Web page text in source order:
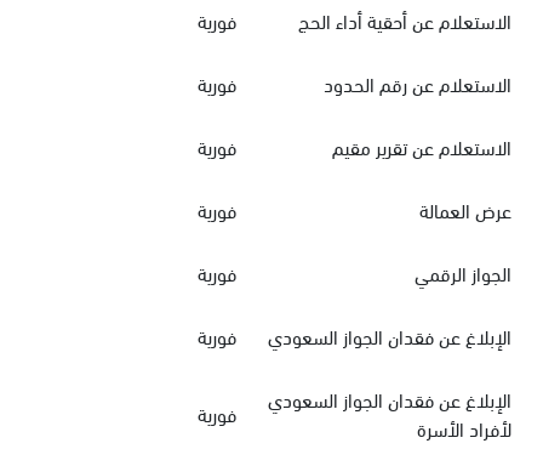
الاستعلام عن أحقية أداء الحج
فورية
الاستعلام عن رقم الحدود
فورية
الاستعلام عن تقرير مقيم
فورية
عرض العمالة
فورية
الجواز الرقمي
فورية
الإبلاغ عن فقدان الجواز السعودي
فورية
الإبلاغ عن فقدان الجواز السعودي
لأفراد الأسرة
فورية